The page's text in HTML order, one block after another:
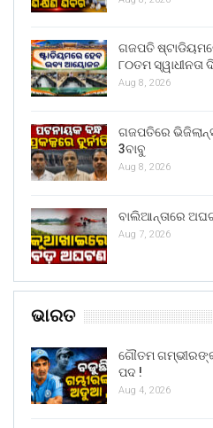
ଗଜପତି
୮୦ତମ ସ୍ୱାଧୀନତା
Aug 8, 2026
ଗଜପତିରେ
3ବାବୁ
Aug 8, 2026
ବାଲିଆନ୍ତାରେ
Aug 7, 2026
ଭାରତ
ଗୌତମ
ପଦ !
Aug 4, 2026